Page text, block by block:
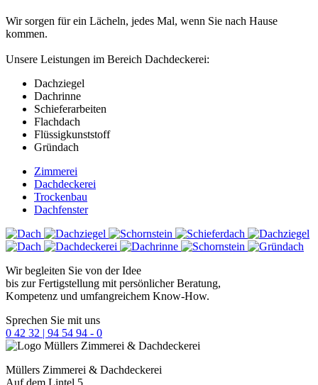
Wir sorgen für ein Lächeln, jedes Mal, wenn Sie nach Hause
kommen.
Unsere Leistungen im Bereich Dachdeckerei:
Dachziegel
Dachrinne
Schieferarbeiten
Flachdach
Flüssigkunststoff
Gründach
Zimmerei
Dachdeckerei
Trockenbau
Dachfenster
Wir begleiten Sie von der Idee
bis zur Fertigstellung mit persönlicher Beratung,
Kompetenz und umfangreichem Know-How.
Sprechen Sie mit uns
0 42 32 | 94 54 94 - 0
Müllers Zimmerei & Dachdeckerei
Auf dem Lintel 5